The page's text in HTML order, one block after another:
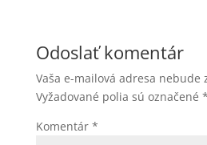
Odoslať komentár
Vaša e-mailová adresa nebude
Vyžadované polia sú označené *
Komentár *